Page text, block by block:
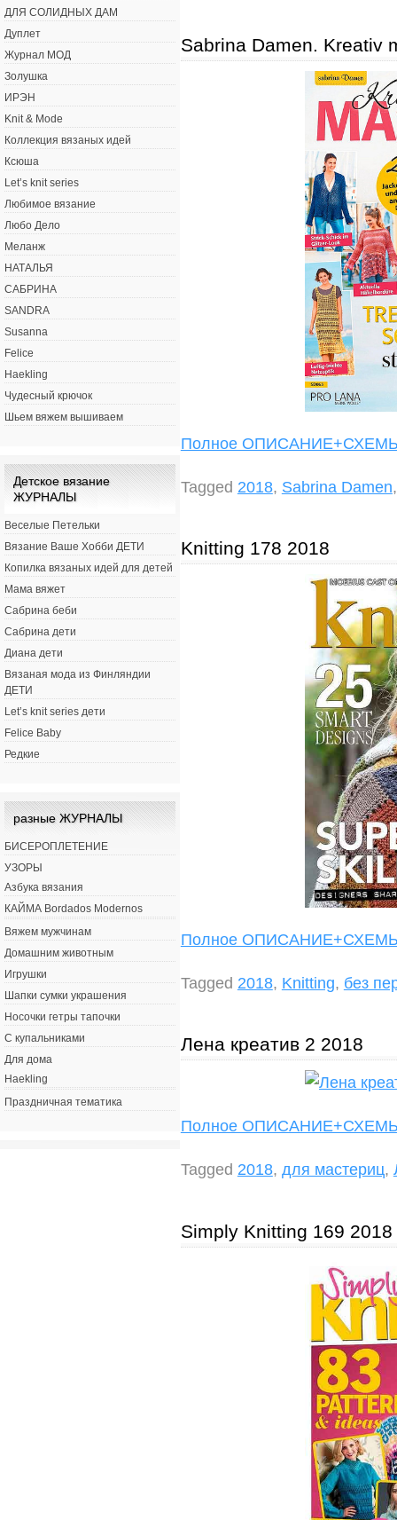
Sabrina Damen. Kreativ
Полное
Tagged 2018, Sabrina Damen
Knitting 178 2018
Полное
Tagged 2018, Knitting, без
Лена креатив 2 2018
Полное
Tagged 2018, для мастериц,
Simply Knitting 169 2018
ДЛЯ СОЛИДНЫХ ДАМ
Дуплет
Журнал МОД
Золушка
ИРЭН
Knit & Mode
Коллекция вязаных идей
Ксюша
Let’s knit series
Любимое вязание
Любо Дело
Меланж
НАТАЛЬЯ
САБРИНА
SANDRA
Susanna
Felice
Haekling
Чудесный крючок
Шьем вяжем вышиваем
Детское вязание
ЖУРНАЛЫ
Веселые Петельки
Вязание Ваше Хобби ДЕТИ
Копилка вязаных идей для детей
Мама вяжет
Сабрина беби
Сабрина дети
Диана дети
Вязаная мода из Финляндии
ДЕТИ
Let’s knit series дети
Felice Baby
Редкие
разные ЖУРНАЛЫ
БИСЕРОПЛЕТЕНИЕ
УЗОРЫ
Азбука вязания
КАЙМА Bordados Modernos
Вяжем мужчинам
Домашним животным
Игрушки
Шапки сумки украшения
Носочки гетры тапочки
С купальниками
Для дома
Haekling
Праздничная тематика